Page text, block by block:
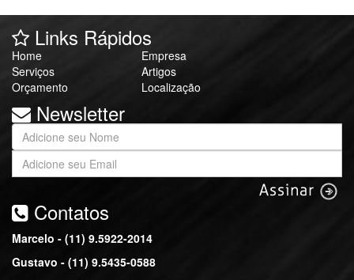
Links Rápidos
Home
Empresa
Serviços
Artigos
Orçamento
Localização
Newsletter
Contatos
Marcelo - (11) 9.5922-2014
Gustavo - (11) 9.5435-0588